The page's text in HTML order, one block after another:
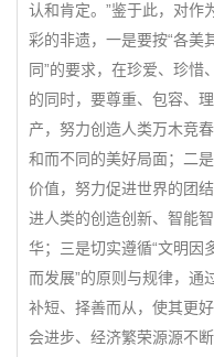
认和肯定。”鉴于此，对作
彩的非遗，一是要按“各美
同”的要求，在珍爱、珍惜
的同时，要尊重、包容、
产，努力创造人类万木竞
和而不同的美好局面；二
价值，努力促进世界的团
进人类的创造创新、智能
华；三是切实遵循“文明因
而发展”的原则与规律，通
补短、择善而从，使其更
会进步、经济繁荣源源不